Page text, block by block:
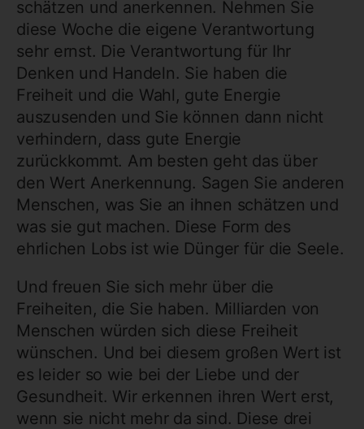
schätzen und anerkennen. Nehmen Sie
diese Woche die eigene Verantwortung
sehr ernst. Die Verantwortung für Ihr
Denken und Handeln. Sie haben die
Freiheit und die Wahl, gute Energie
auszusenden und Sie können dann nicht
verhindern, dass gute Energie
zurückkommt. Am besten geht das über
den Wert Anerkennung. Sagen Sie anderen
Menschen, was Sie an ihnen schätzen und
was sie gut machen. Diese Form des
ehrlichen Lobs ist wie Dünger für die Seele.
Und freuen Sie sich mehr über die
Freiheiten, die Sie haben. Milliarden von
Menschen würden sich diese Freiheit
wünschen. Und bei diesem großen Wert ist
es leider so wie bei der Liebe und der
Gesundheit. Wir erkennen ihren Wert erst,
wenn sie nicht mehr da sind. Diese drei